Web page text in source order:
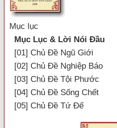
Mục lục
Mục Lục & Lời Nói Đầu
[01] Chủ Đề Ngũ Giới
[02] Chủ Đề Nghiệp Báo
[03] Chủ Đề Tội Phước
[04] Chủ Đề Sống Chết
[05] Chủ Đề Tứ Ðế